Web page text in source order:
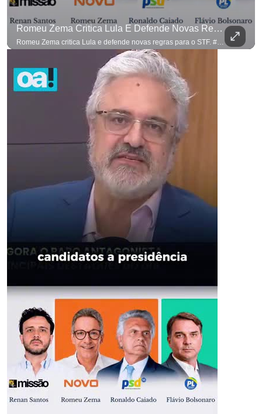
Romeu Zema Critica Lula E Defende Novas Regras Para O STF. #OAntagonista
Romeu Zema critica Lula e defende novas regras para o STF. #OAntagonista Se você busca informação com credibilidade, inscreva-se agora e ative o